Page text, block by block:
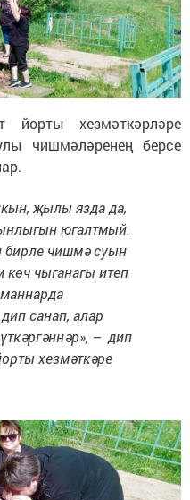
хезмәткәрләре
чишмәләренең берсе
җылы язда да,
югалтмый.
бирле чишмә суын
чыганагы итеп
санап, алар
– дип
хезмәткәре